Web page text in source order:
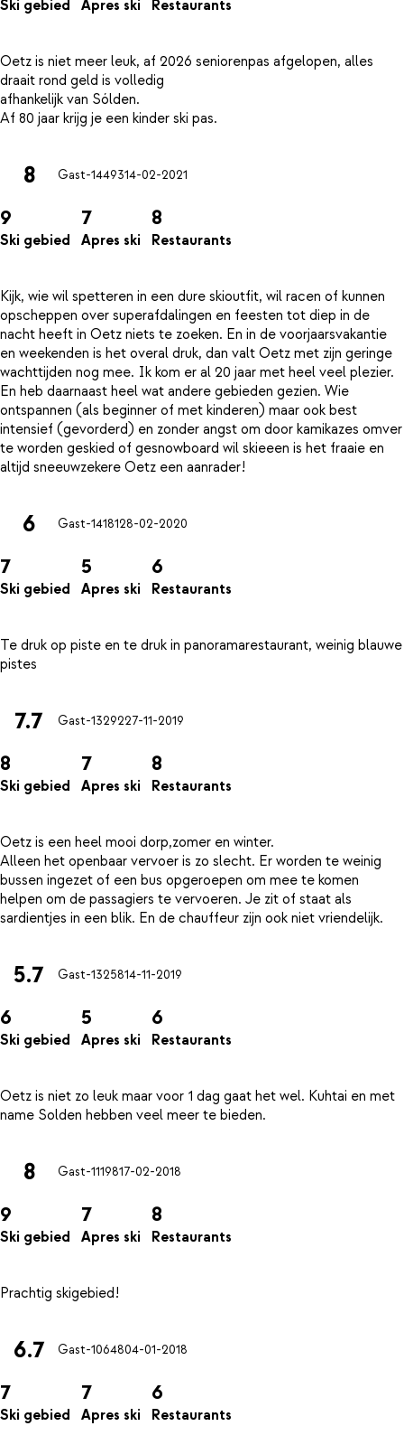
Ski gebied Apres ski Restaurants
Oetz is niet meer leuk, af 2026 seniorenpas afgelopen, alles
draait rond geld is volledig
afhankelijk van Sólden.
8 Gast-1449314-02-2021
9
Ski gebied
7
Apres ski
8
Restaurants
Kijk, wie wil spetteren in een dure skioutfit, wil racen of kunnen
opscheppen over superafdalingen en feesten tot diep in de
nacht heeft in Oetz niets te zoeken. En in de voorjaarsvakantie
en weekenden is het overal druk, dan valt Oetz met zijn geringe
wachttijden nog mee. Ik kom er al 20 jaar met heel veel plezier.
En heb daarnaast heel wat andere gebieden gezien. Wie
ontspannen (als beginner of met kinderen) maar ook best
intensief (gevorderd) en zonder angst om door kamikazes omver
te worden geskied of gesnowboard wil skieeen is het fraaie en
6 Gast-1418128-02-2020
7
Ski gebied
5
Apres ski
6
Restaurants
Te druk op piste en te druk in panoramarestaurant, weinig blauwe
7.7 Gast-1329227-11-2019
8
Ski gebied
7
Apres ski
8
Restaurants
Oetz is een heel mooi dorp,zomer en winter.
Alleen het openbaar vervoer is zo slecht. Er worden te weinig
bussen ingezet of een bus opgeroepen om mee te komen
helpen om de passagiers te vervoeren. Je zit of staat als
5.7 Gast-1325814-11-2019
6
Ski gebied
5
Apres ski
6
Restaurants
Oetz is niet zo leuk maar voor 1 dag gaat het wel. Kuhtai en met
8 Gast-1119817-02-2018
9
Ski gebied
7
Apres ski
8
Restaurants
6.7 Gast-1064804-01-2018
7
Ski gebied
7
Apres ski
6
Restaurants